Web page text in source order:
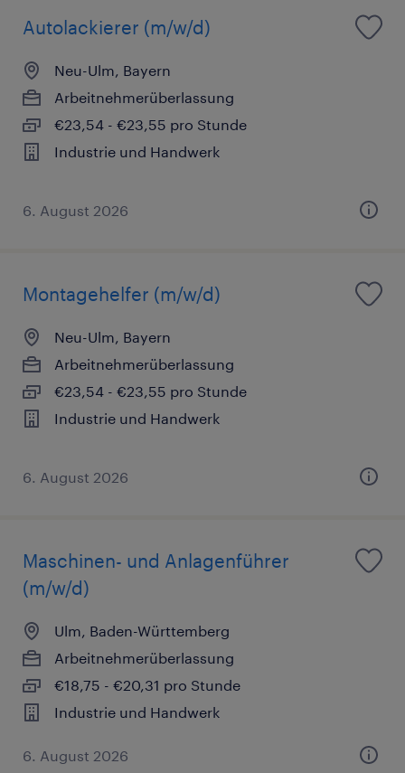
Autolackierer (m/w/d)
Neu-Ulm, Bayern
Arbeitnehmerüberlassung
€23,54 - €23,55 pro Stunde
Industrie und Handwerk
6. August 2026
Montagehelfer (m/w/d)
Neu-Ulm, Bayern
Arbeitnehmerüberlassung
€23,54 - €23,55 pro Stunde
Industrie und Handwerk
6. August 2026
Maschinen- und Anlagenführer
(m/w/d)
Ulm, Baden-Württemberg
Arbeitnehmerüberlassung
€18,75 - €20,31 pro Stunde
Industrie und Handwerk
6. August 2026